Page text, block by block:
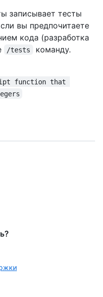
записывает тесты
вы предпочитаете
кода (разработка
/tests
команду.
function that